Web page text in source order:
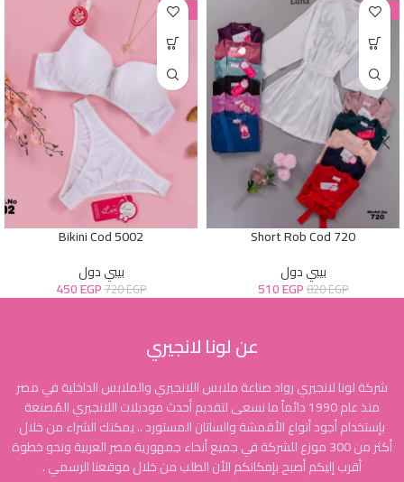
-38%
Short Rob Cod 720
بيبي دول
820EGP
510EGP
-38%
Bikini Cod 5002
بيبي دول
720EGP
450EGP
عن لونا لانجيري
شركة لونا لانجيري رواد صناعة ملابس اللانجيري والملابس الداخلية في مصر
منذ عام 1990 دائماً ما نسعى لتقديم أحدث موديلات اللانجيري المُصنعة
بإستخدام أجود أنواع الأقمشة والساتان المستورد .. يمكنك الشراء من خلال
أكثر من 300 موزع للشركة في جميع أنحاء جمهورية مصر العربية ونحو خطوة
أقرب إليكم أصبح بإمكانكم الأن الطلب من خلال موقعنا الرسمي .